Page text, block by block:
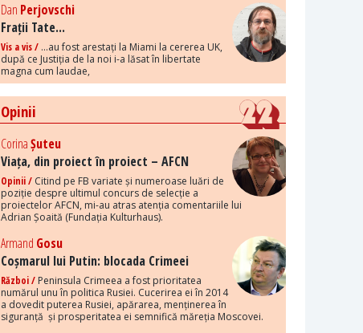
Dan Perjovschi
Frații Tate...
Vis a vis / ...au fost arestați la Miami la cererea UK,
după ce Justiția de la noi i-a lăsat în libertate
magna cum laudae,
Opinii
CorinaȘuteu
Viața, din proiect în proiect – AFCN
Opinii / Citind pe FB variate și numeroase luări de
poziție despre ultimul concurs de selecție a
proiectelor AFCN, mi-au atras atenția comentariile lui
Adrian Șoaită (Fundația Kulturhaus).
Armand Gosu
Coșmarul lui Putin: blocada Crimeei
Război / Peninsula Crimeea a fost prioritatea
numărul unu în politica Rusiei. Cucerirea ei în 2014
a dovedit puterea Rusiei, apărarea, menținerea în
siguranță și prosperitatea ei semnifică măreția Moscovei.